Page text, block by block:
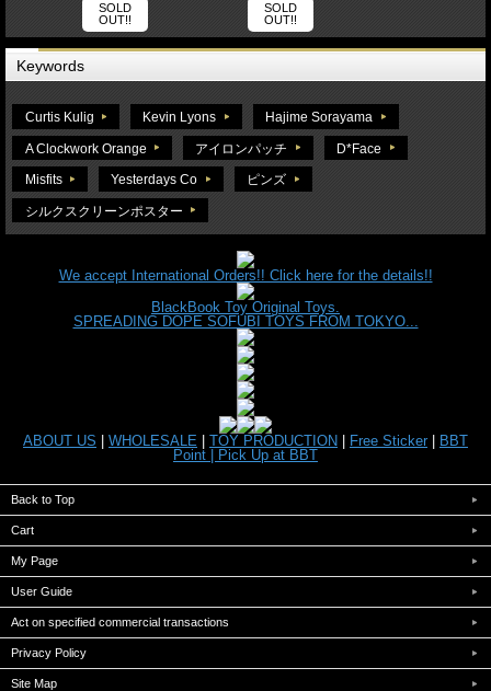
SOLD
OUT!!
SOLD
OUT!!
Keywords
Curtis Kulig Kevin Lyons Hajime Sorayama
A Clockwork Orange アイロンパッチ D*Face
Misfits Yesterdays Co ピンズ
シルクスクリーンポスター
We accept International Orders!! Click here for the details!!
BlackBook Toy Original Toys.
SPREADING DOPE SOFUBI TOYS FROM TOKYO...
ABOUT US WHOLESALE TOY PRODUCTION Free Sticker
BBT
Point |
Pick Up at BBT
Back to Top
Cart
My Page
User Guide
Act on specified commercial transactions
Privacy Policy
Site Map